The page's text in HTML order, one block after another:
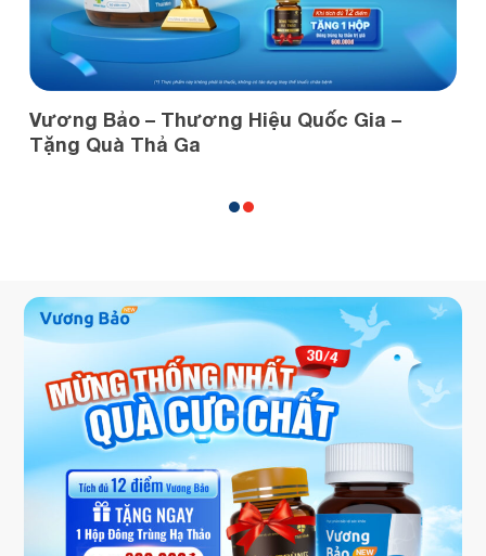
Vương Bảo – Thương Hiệu Quốc Gia –
Tặng Quà Thả Ga